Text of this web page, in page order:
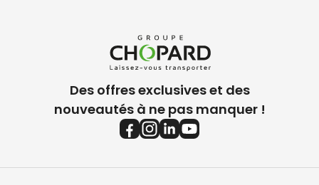
Des offres exclusives et des
nouveautés à ne pas manquer !